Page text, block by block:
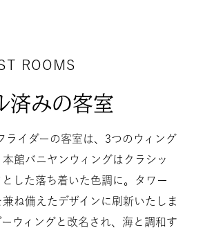
ROOMS
済みの客室
ライダーの客室は、3つのウィング
館バニヤンウィングはクラシッ
した落ち着いた色調に。タワー
ね備えたデザインに刷新いたしま
ウィングと改名され、海と調和す